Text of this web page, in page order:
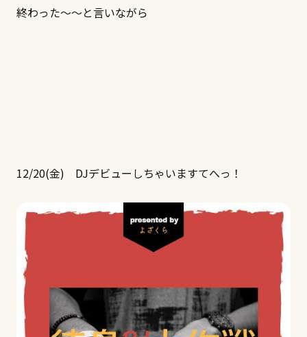
終わった～～と言いながら
12/20(金) DJデビューしちゃいますてへっ！